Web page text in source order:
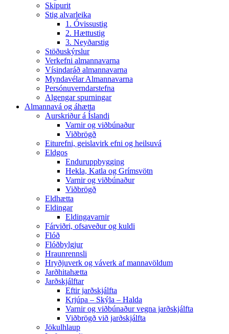
Skipurit
Stig alvarleika
1. Óvissustig
2. Hættustig
3. Neyðarstig
Stöðuskýrslur
Verkefni almannavarna
Vísindaráð almannavarna
Myndavélar Almannavarna
Persónuverndarstefna
Algengar spurningar
Almannavá og áhætta
Aurskriður á Íslandi
Varnir og viðbúnaður
Viðbrögð
Eiturefni, geislavirk efni og heilsuvá
Eldgos
Enduruppbygging
Hekla, Katla og Grímsvötn
Varnir og viðbúnaður
Viðbrögð
Eldhætta
Eldingar
Eldingavarnir
Fárviðri, ofsaveður og kuldi
Flóð
Flóðbylgjur
Hraunrennsli
Hryðjuverk og váverk af mannavöldum
Jarðhitahætta
Jarðskjálftar
Eftir jarðskjálfta
Krjúpa – Skýla – Halda
Varnir og viðbúnaður vegna jarðskjálfta
Viðbrögð við jarðskjálfta
Jökulhlaup